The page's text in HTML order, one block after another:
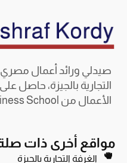
صيدلي ورائد أعمال
التجارية بالجيزة، حاصل
الأعمال من IMD Business School، لوزان، سويسرا.
مواقع أخرى ذات
الغرفة التجارية بالجيزة